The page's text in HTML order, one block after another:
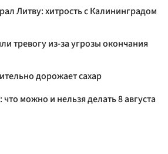
Литву: хитрость с Калининградом
тревогу из-за угрозы окончания
дорожает сахар
можно и нельзя делать 8 августа